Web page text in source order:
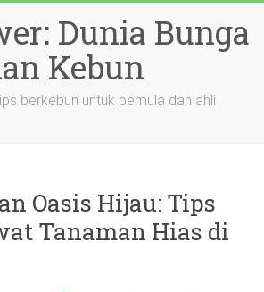
Dunia Bunga
Kebun
berkebun untuk pemula dan ahli
Oasis Hijau: Tips
Tanaman Hias di